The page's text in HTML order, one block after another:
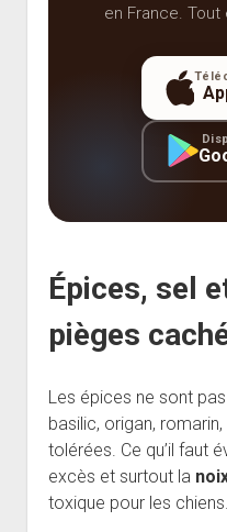
en France. Tout
Épices, sel
pièges
Les épices ne sont
basilic, origan,
tolérées. Ce qu’il faut
excès et surtout la
toxique pour les chiens.